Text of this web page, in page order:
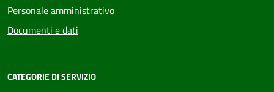
Personale amministrativo
Documenti e dati
CATEGORIE DI SERVIZIO